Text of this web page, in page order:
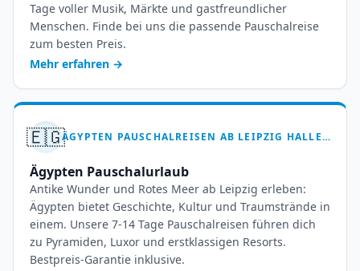
Tage voller Musik, Märkte und gastfreundlicher
Menschen. Finde bei uns die passende Pauschalreise
zum besten Preis.
Mehr erfahren →
🇪🇬 ÄGYPTEN PAUSCHALREISEN AB LEIPZIG HALLE – 7 BIS 14 TAGE PHARAONEN & MEER
Ägypten Pauschalurlaub
Antike Wunder und Rotes Meer ab Leipzig erleben:
Ägypten bietet Geschichte, Kultur und Traumstrände in
einem. Unsere 7-14 Tage Pauschalreisen führen dich
zu Pyramiden, Luxor und erstklassigen Resorts.
Bestpreis-Garantie inklusive.